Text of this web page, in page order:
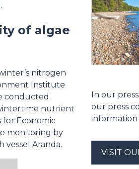
of algae
nitrogen
Institute
conducted
nutrient
for Economic
monitoring by
vessel Aranda.
In our
our press
information
VISIT